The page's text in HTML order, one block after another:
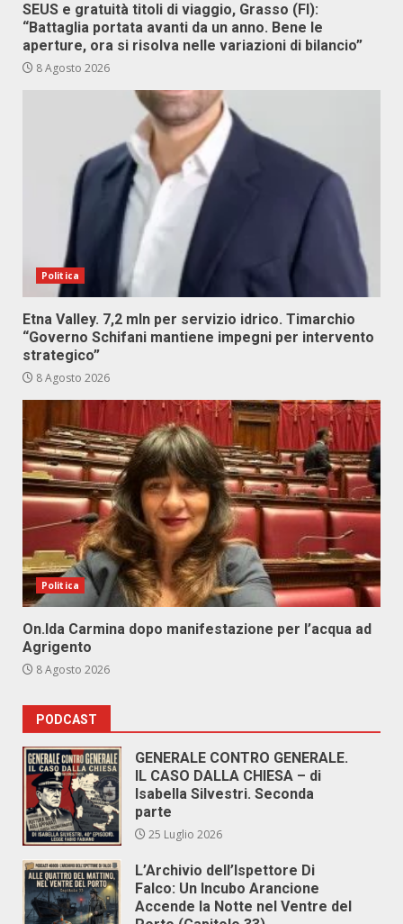
SEUS e gratuità titoli di viaggio, Grasso (FI):
“Battaglia portata avanti da un anno. Bene le
aperture, ora si risolva nelle variazioni di bilancio”
8 Agosto 2026
Politica
Etna Valley. 7,2 mln per servizio idrico. Timarchio
“Governo Schifani mantiene impegni per intervento
strategico”
8 Agosto 2026
Politica
On.Ida Carmina dopo manifestazione per l’acqua ad
Agrigento
8 Agosto 2026
PODCAST
GENERALE CONTRO GENERALE.
IL CASO DALLA CHIESA – di
Isabella Silvestri. Seconda
parte
25 Luglio 2026
L’Archivio dell’Ispettore Di
Falco: Un Incubo Arancione
Accende la Notte nel Ventre del